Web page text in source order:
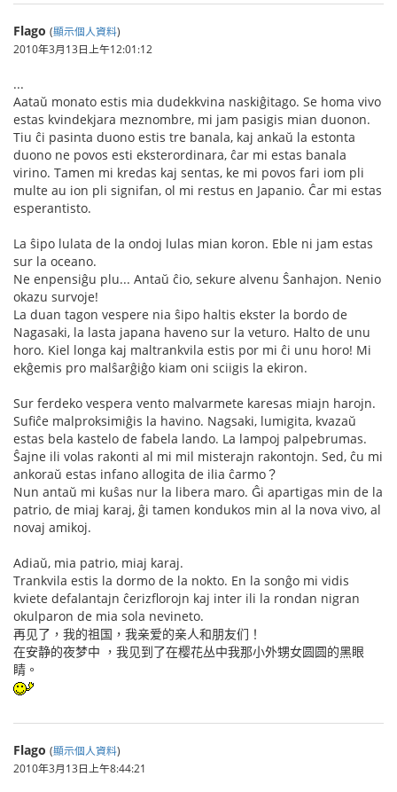
Flago (顯示個人資料)
2010年3月13日上午12:01:12
...
Aataŭ monato estis mia dudekkvina naskiĝitago. Se homa vivo
estas kvindekjara meznombre, mi jam pasigis mian duonon.
Tiu ĉi pasinta duono estis tre banala, kaj ankaŭ la estonta
duono ne povos esti eksterordinara, ĉar mi estas banala
virino. Tamen mi kredas kaj sentas, ke mi povos fari iom pli
multe au ion pli signifan, ol mi restus en Japanio. Ĉar mi estas
esperantisto.
La ŝipo lulata de la ondoj lulas mian koron. Eble ni jam estas
sur la oceano.
Ne enpensiĝu plu... Antaŭ ĉio, sekure alvenu Ŝanhajon. Nenio
okazu survoje!
La duan tagon vespere nia ŝipo haltis ekster la bordo de
Nagasaki, la lasta japana haveno sur la veturo. Halto de unu
horo. Kiel longa kaj maltrankvila estis por mi ĉi unu horo! Mi
ekĝemis pro malŝarĝiĝo kiam oni sciigis la ekiron.
Sur ferdeko vespera vento malvarmete karesas miajn harojn.
Sufiĉe malproksimiĝis la havino. Nagsaki, lumigita, kvazaŭ
estas bela kastelo de fabela lando. La lampoj palpebrumas.
Ŝajne ili volas rakonti al mi mil misterajn rakontojn. Sed, ĉu mi
ankoraŭ estas infano allogita de ilia ĉarmo？
Nun antaŭ mi kuŝas nur la libera maro. Ĝi apartigas min de la
patrio, de miaj karaj, ĝi tamen kondukos min al la nova vivo, al
novaj amikoj.
Adiaŭ, mia patrio, miaj karaj.
Trankvila estis la dormo de la nokto. En la sonĝo mi vidis
kviete defalantajn ĉerizflorojn kaj inter ili la rondan nigran
okulparon de mia sola nevineto.
再见了，我的祖国，我亲爱的亲人和朋友们！
在安静的夜梦中 ，我见到了在樱花丛中我那小外甥女圆圆的黑眼
睛。
Flago (顯示個人資料)
2010年3月13日上午8:44:21